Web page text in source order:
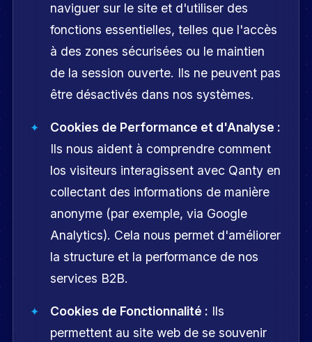
naviguer sur le site et d'utiliser des
fonctions essentielles, telles que l'accès
à des zones sécurisées ou le maintien
de la session ouverte. Ils ne peuvent pas
être désactivés dans nos systèmes.
Cookies de Performance et d'Analyse :
Ils nous aident à comprendre comment
los visiteurs interagissent avec Qanty en
collectant des informations de manière
anonyme (par exemple, via Google
Analytics). Cela nous permet d'améliorer
la structure et la performance de nos
services B2B.
Cookies de Fonctionnalité : Ils
permettent au site web de se souvenir